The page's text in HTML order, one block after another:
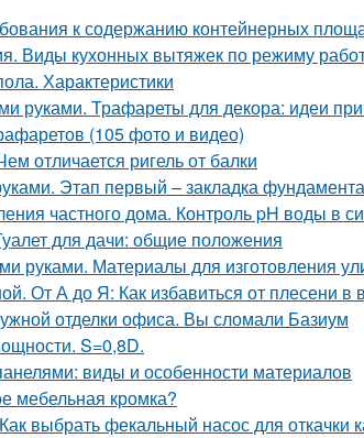
к содержанию контейнерных
Виды кухонных вытяжек по режиму
Характеристики
руками. Трафареты для декора: идеи
(105 фото и видео)
отличается ригель от балки
Этап первый – закладка фундамента
частного дома. Контроль pH воды в
для дачи: общие положения
руками. Материалы для изготовления
От А до Я: Как избавиться от плесени
отделки офиса. Вы сломали Базиум
S=0,8D.
виды и особенности материалов
мебельная кромка?
выбрать фекальный насос для откачки